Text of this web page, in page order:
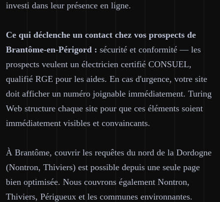
investi dans leur présence en ligne.
Ce qui déclenche un contact chez vos prospects de
Brantôme-en-Périgord : sécurité et conformité — les
prospects veulent un électricien certifié CONSUEL,
qualifié RGE pour les aides. En cas d'urgence, votre site
doit afficher un numéro joignable immédiatement. Turing
Web structure chaque site pour que ces éléments soient
immédiatement visibles et convaincants.
À Brantôme, couvrir les requêtes du nord de la Dordogne
(Nontron, Thiviers) est possible depuis une seule page
bien optimisée. Nous couvrons également Nontron,
Thiviers, Périgueux et les communes environnantes.